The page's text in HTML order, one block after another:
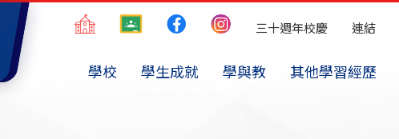
三十週年校慶 連結
學校 學生成就 學與教 其他學習經歷